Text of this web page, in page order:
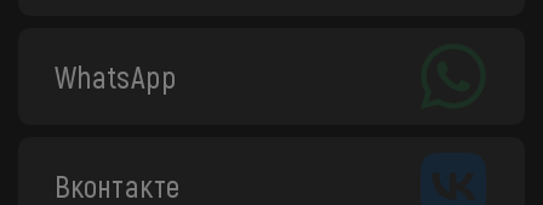
WhatsApp
Вконтакте